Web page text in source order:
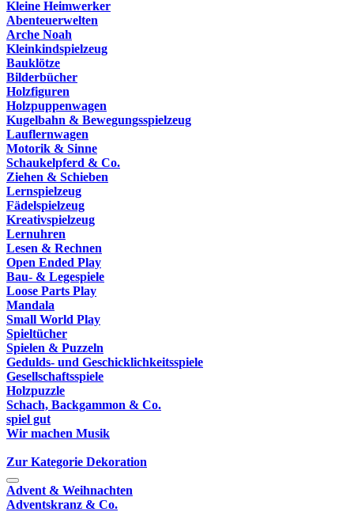
Kleine Heimwerker
Abenteuerwelten
Arche Noah
Kleinkindspielzeug
Bauklötze
Bilderbücher
Holzfiguren
Holzpuppenwagen
Kugelbahn & Bewegungsspielzeug
Lauflernwagen
Motorik & Sinne
Schaukelpferd & Co.
Ziehen & Schieben
Lernspielzeug
Fädelspielzeug
Kreativspielzeug
Lernuhren
Lesen & Rechnen
Open Ended Play
Bau- & Legespiele
Loose Parts Play
Mandala
Small World Play
Spieltücher
Spielen & Puzzeln
Gedulds- und Geschicklichkeitsspiele
Gesellschaftsspiele
Holzpuzzle
Schach, Backgammon & Co.
spiel gut
Wir machen Musik
Zur Kategorie Dekoration
Advent & Weihnachten
Adventskranz & Co.